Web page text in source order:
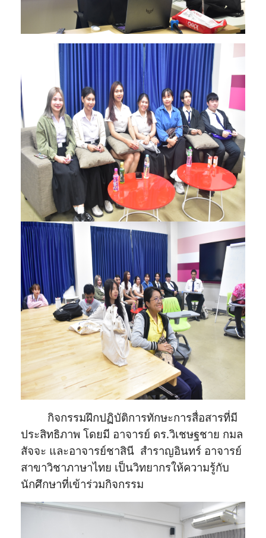
กิจกรรมฝึกปฏิบัติการทักษะการสื่อสารที่มี
ประสิทธิภาพ โดยมี อาจารย์ ดร.วิเชษฐชาย กมล
สัจจะ และอาจารย์ชาสินี สำราญอินทร์ อาจารย์
สาขาวิชาภาษาไทย เป็นวิทยากรให้ความรู้กับ
นักศึกษาที่เข้าร่วมกิจกรรม